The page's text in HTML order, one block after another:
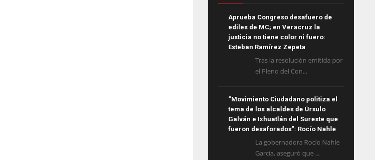
Aprueba Congreso desafuero de
ediles de MC; en Veracruz la
justicia no tiene color ni fuero:
Esteban Ramírez Zepeta
Tras la resolución emitida por
el Pleno del Con...
“Movimiento Ciudadano politiza el
tema de los alcaldes de Úrsulo
Galván e Ixhuatlán del Sureste que
fueron desaforados”: Rocío Nahle
La gobernadora Rocío Nahle
García, aseguró que ...